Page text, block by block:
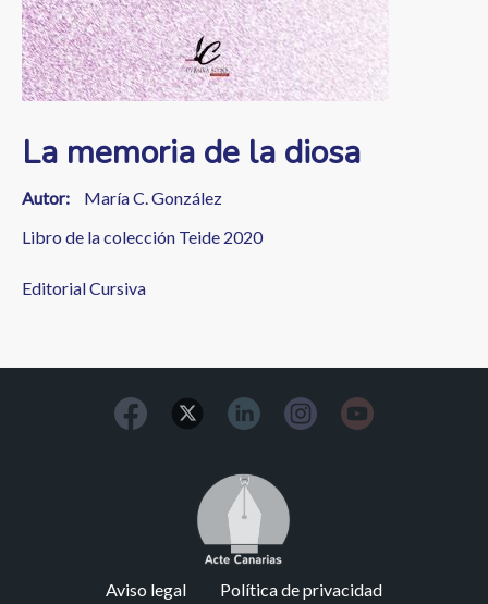
La memoria de la diosa
Autor
María C. González
Libro de la colección Teide 2020
Editorial Cursiva
Image
Aviso legal Política de privacidad